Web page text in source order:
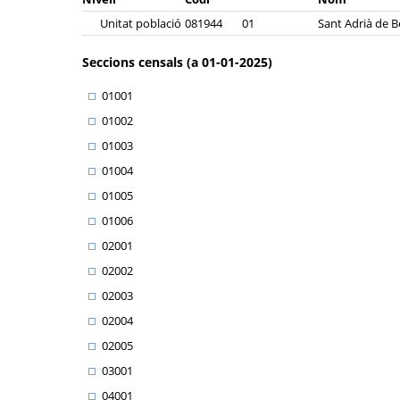
Unitat població 081944 01 Sant Adrià de
Seccions censals (a 01-01-2025)
01001
01002
01003
01004
01005
01006
02001
02002
02003
02004
02005
03001
04001